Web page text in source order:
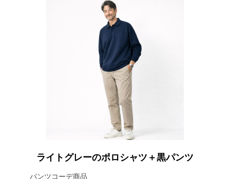
ライトグレーのポロシャツ＋黒パンツ
パンツコーデ商品